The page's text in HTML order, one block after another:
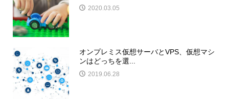
2020.03.05
オンプレミス仮想サーバとVPS、仮想マシ
ンはどっちを選...
2019.06.28